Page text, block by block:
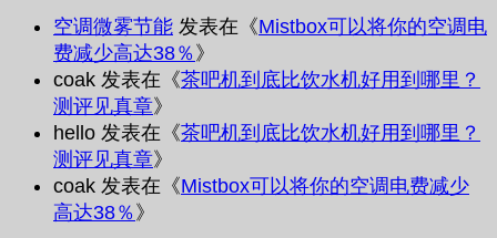
空调微雾节能 发表在《Mistbox可以将你的空调电
费减少高达38％》
coak 发表在《茶吧机到底比饮水机好用到哪里？
测评见真章》
hello 发表在《茶吧机到底比饮水机好用到哪里？
测评见真章》
coak 发表在《Mistbox可以将你的空调电费减少
高达38％》